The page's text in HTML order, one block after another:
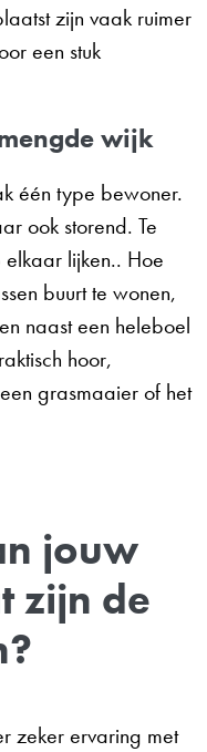
zijn vaak ruimer
een stuk
wijk
één type bewoner.
ook storend. Te
lijken.. Hoe
buurt te wonen,
naast een heleboel
hoor,
grasmaaier of het
jouw
zijn de
zeker ervaring met